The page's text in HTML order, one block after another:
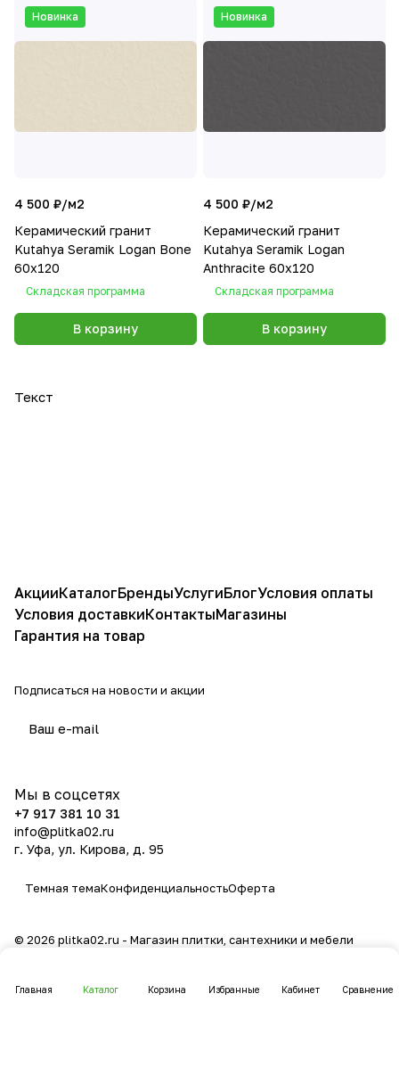
Новинка
4 500 ₽/м2
Керамический гранит
Kutahya Seramik Logan Bone
60x120
Складская программа
В корзину
Новинка
4 500 ₽/м2
Керамический гранит
Kutahya Seramik Logan
Anthracite 60x120
Складская программа
В корзину
Текст
Главная Каталог Корзина Избранные Кабинет Сравнение
АкцииКаталогБрендыУслугиБлогУсловия оплаты
Условия доставкиКонтактыМагазины
Гарантия на товар
Подписаться на новости и акции
Мы в соцсетях
+7 917 381 10 31
info@plitka02.ru
г. Уфа, ул. Кирова, д. 95
Темная темаКонфиденциальностьОферта
© 2026 plitka02.ru - Магазин плитки, сантехники и мебели